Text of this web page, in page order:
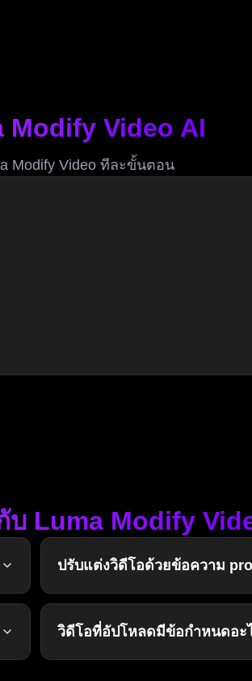
Modify Video AI
Modify Video ทีละขั้นตอน
บ Luma Modify
ปรับแต่งวิดีโอด้วยข้อความ
วิดีโอที่อัปโหลดมีข้อกำหนดอะ